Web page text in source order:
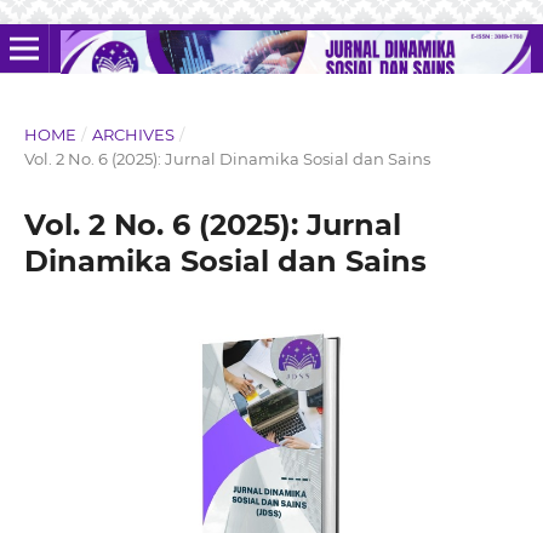
HOME / ARCHIVES /
Vol. 2 No. 6 (2025): Jurnal Dinamika Sosial dan Sains
Vol. 2 No. 6 (2025): Jurnal
Dinamika Sosial dan Sains